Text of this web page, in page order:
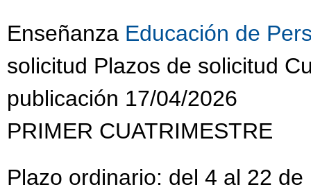
Enseñanza Educación de
solicitud Plazos de solicitud
publicación 17/04/2026
PRIMER CUATRIMESTRE
Plazo ordinario: del 4 al 22